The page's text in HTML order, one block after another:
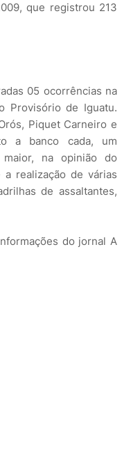
que registrou 213
05 ocorrências na
Provisório de Iguatu.
Piquet Carneiro e
a banco cada, um
na opinião do
a realização de várias
de assaltantes,
do jornal A